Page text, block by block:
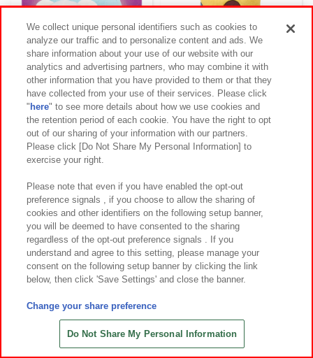
映画クレヨンしんちゃん 奇々怪々！
オラの妖怪バケ～ション めちゃもふ
ぐっとぬいぐるみ シロ
2026年7月31日～登場
ミニオンズ＆モンスターズ グラン
デぬいぐるみ コミックスタイル
2026年7 月30 日～登場
モアナと伝説の海 マスコット
30日～登場
ガンバレ！中村くん！！ぷちマスコ
2026年7月30日～登場
We collect unique personal identifiers such as cookies to
analyze our traffic and to personalize content and ads. We
share information about your use of our website with our
analytics and advertising partners, who may combine it with
other information that you have provided to them or that they
have collected from your use of their services. Please click
" here" to see more details about how we use cookies and
the retention period of each cookie. You have the right to opt
out of our sharing of your information with our partners.
Please click [Do Not Share My Personal Information] to
exercise your right.
Please note that even if you have enabled the opt-out
preference signals , if you choose to allow the sharing of
cookies and other identifiers on the following setup banner,
you will be deemed to have consented to the sharing
regardless of the opt-out preference signals . If you
understand and agree to this setting, please manage your
consent on the following setup banner by clicking the link
below, then click 'Save Settings' and close the banner.
Change your share preference
Do Not Share My Personal Information